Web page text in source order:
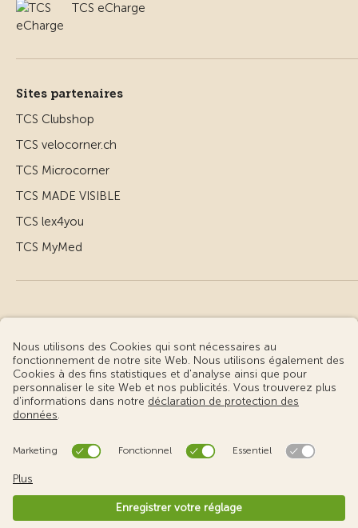
TCS eCharge
Sites partenaires
TCS Clubshop
TCS velocorner.ch
TCS Microcorner
TCS MADE VISIBLE
TCS lex4you
TCS MyMed
Conditions d’utilisation – informations juridiques
Gestion des cookies